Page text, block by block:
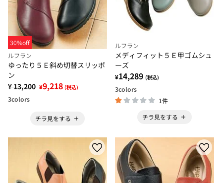
30%off
ルフラン
ゆったり５Ｅ斜め切替スリッポ
ン
¥ 13,200 ¥9,218 (税込)
3colors
チラ見をする
ルフラン
メディフィット５Ｅ甲ゴムシュ
ーズ
¥14,289 (税込)
3colors
1件
チラ見をする